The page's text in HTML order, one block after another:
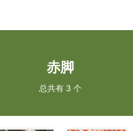
赤脚
总共有 3 个